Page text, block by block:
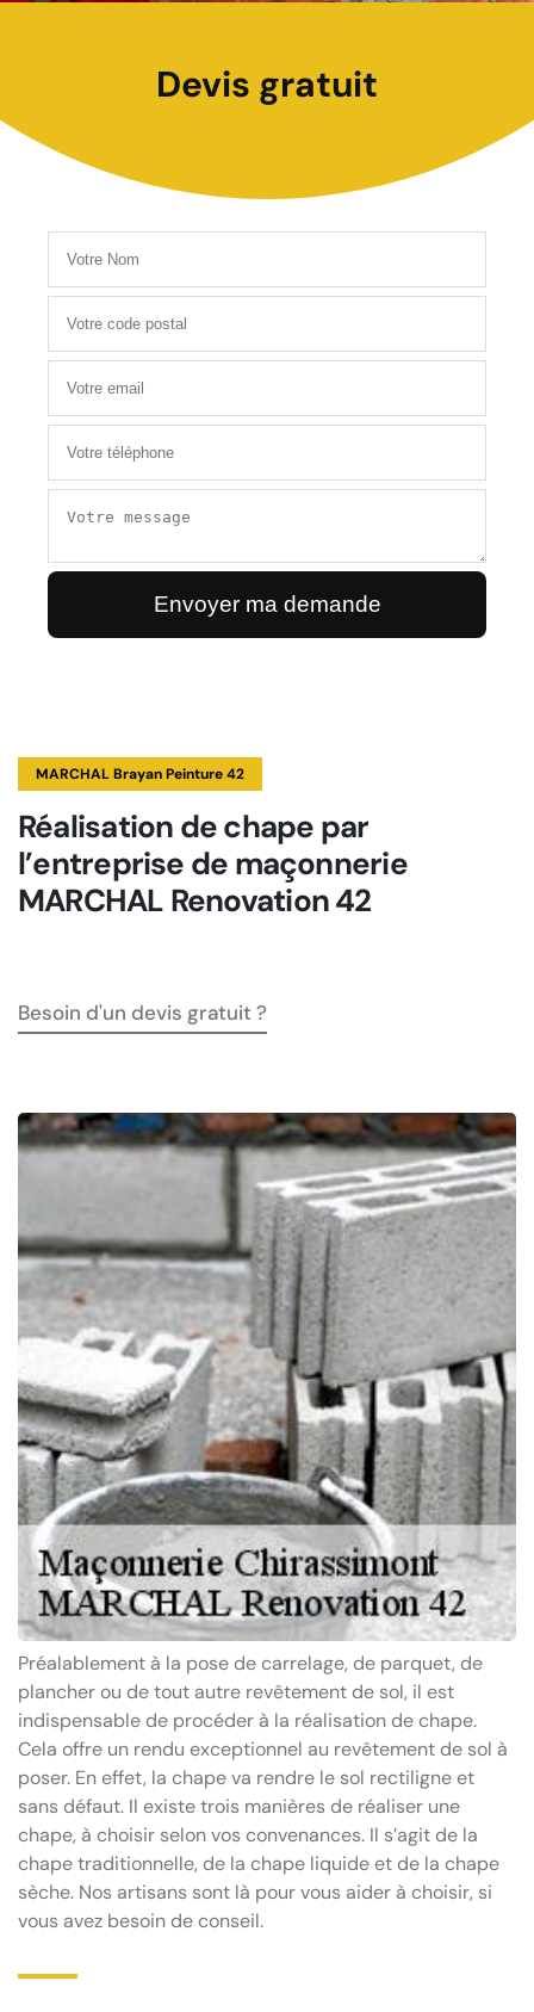
Devis gratuit
MARCHAL Brayan Peinture 42
Réalisation de chape par
l’entreprise de maçonnerie
MARCHAL Renovation 42
Besoin d'un devis gratuit ?
Préalablement à la pose de carrelage, de parquet, de
plancher ou de tout autre revêtement de sol, il est
indispensable de procéder à la réalisation de chape.
Cela offre un rendu exceptionnel au revêtement de sol à
poser. En effet, la chape va rendre le sol rectiligne et
sans défaut. Il existe trois manières de réaliser une
chape, à choisir selon vos convenances. Il s’agit de la
chape traditionnelle, de la chape liquide et de la chape
sèche. Nos artisans sont là pour vous aider à choisir, si
vous avez besoin de conseil.